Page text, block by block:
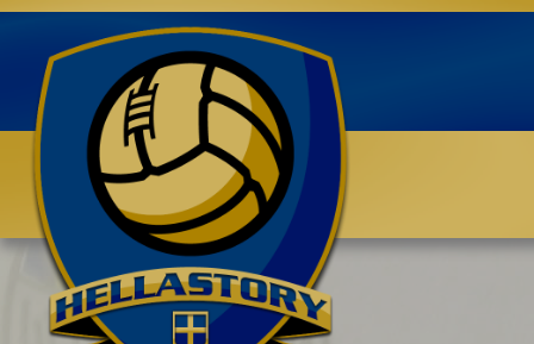
Benvenuti su HELLASTORY.net